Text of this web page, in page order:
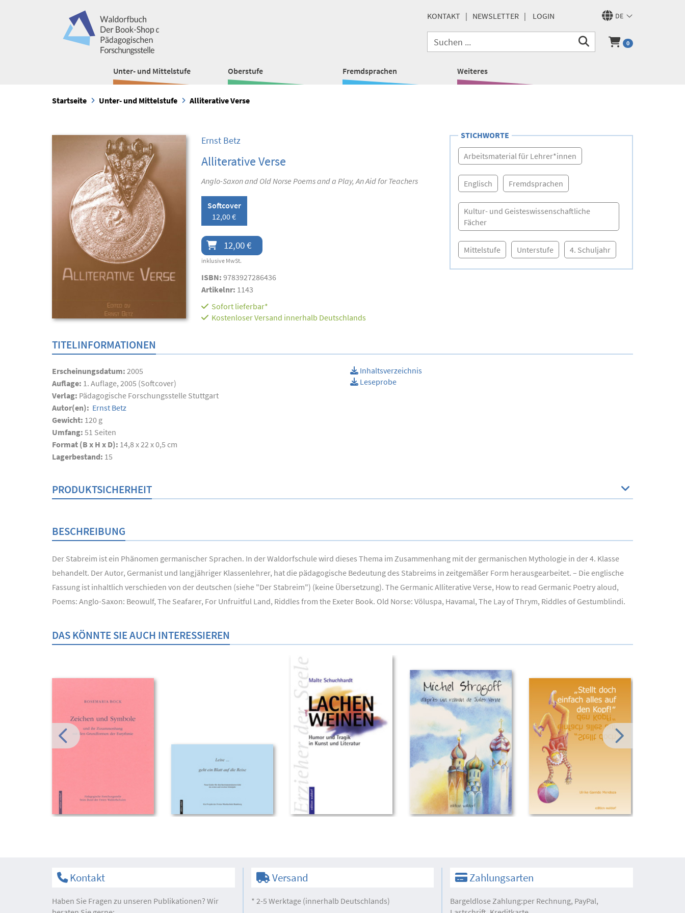
DE
KONTAKT NEWSLETTER LOGIN
0
Unter- und Mittelstufe Oberstufe Fremdsprachen Weiteres
Startseite Unter- und Mittelstufe Alliterative Verse
Ernst Betz
Alliterative Verse
Anglo-Saxon and Old Norse Poems and a Play, An Aid for Teachers
Softcover
12,00 €
12,00 €
inklusive MwSt.
ISBN: 9783927286436
Artikelnr: 1143
Sofort lieferbar*
Kostenloser Versand innerhalb Deutschlands
STICHWORTE
Arbeitsmaterial für Lehrer*innen
Englisch Fremdsprachen
Kultur- und Geisteswissenschaftliche
Fächer
Mittelstufe Unterstufe 4. Schuljahr
TITELINFORMATIONEN
Erscheinungsdatum: 2005
Auflage: 1. Auflage, 2005 (Softcover)
Verlag: Pädagogische Forschungsstelle Stuttgart
Autor(en): Ernst Betz
Gewicht: 120 g
Umfang: 51 Seiten
Format (B x H x D): 14,8 x 22 x 0,5 cm
Lagerbestand: 15
Inhaltsverzeichnis
Leseprobe
PRODUKTSICHERHEIT
BESCHREIBUNG
Der Stabreim ist ein Phänomen germanischer Sprachen. In der Waldorfschule wird dieses Thema im Zusammenhang mit der germanischen Mythologie in der 4. Klasse
behandelt. Der Autor, Germanist und langjähriger Klassenlehrer, hat die pädagogische Bedeutung des Stabreims in zeitgemäßer Form herausgearbeitet. – Die englische
Fassung ist inhaltlich verschieden von der deutschen (siehe "Der Stabreim") (keine Übersetzung). The Germanic Alliterative Verse, How to read Germanic Poetry aloud,
Poems: Anglo-Saxon: Beowulf, The Seafarer, For Unfruitful Land, Riddles from the Exeter Book. Old Norse: Völuspa, Havamal, The Lay of Thrym, Riddles of Gestumblindi.
DAS KÖNNTE SIE AUCH INTERESSIEREN
Kontakt
Haben Sie Fragen zu unseren Publikationen? Wir
Versand
* 2-5 Werktage (innerhalb Deutschlands)
Zahlungsarten
Bargeldlose Zahlung:per Rechnung, PayPal,